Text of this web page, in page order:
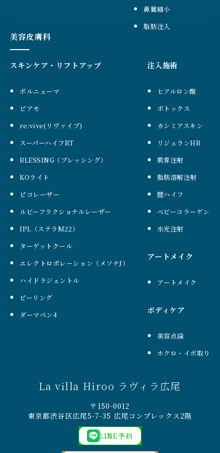
鼻翼縮小
脂肪注入
美容皮膚科
スキンケア・リフトアップ
ボルニューマ
ピアモ
re:vive(リヴァイブ)
スーパーハイフRT
BLESSING（ブレッシング）
KOライト
ピコレーザー
ルビーフラクショナルレーザー
IPL（ステラM22）
ターゲットクール
エレクトロポレーション（メソナJ）
ハイドラジェントル
ピーリング
ダーマペン4
注入施術
ヒアルロン酸
ボトックス
カシミアスキン
リジュランHB
肌育注射
脂肪溶解注射
膣ハイフ
ベビーコラーゲン
水光注射
アートメイク
アートメイク
ボディケア
美容点滴
ホクロ・イボ取り
La villa Hiroo ラヴィラ広尾
〒150-0012
東京都渋谷区広尾5-7-35 広尾コンプレックス2階
LINE予約